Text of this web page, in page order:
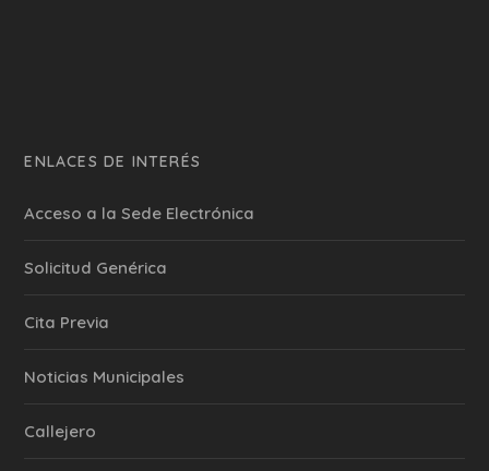
ENLACES DE INTERÉS
Acceso a la Sede Electrónica
Solicitud Genérica
Cita Previa
‎Noticias Municipales
Callejero